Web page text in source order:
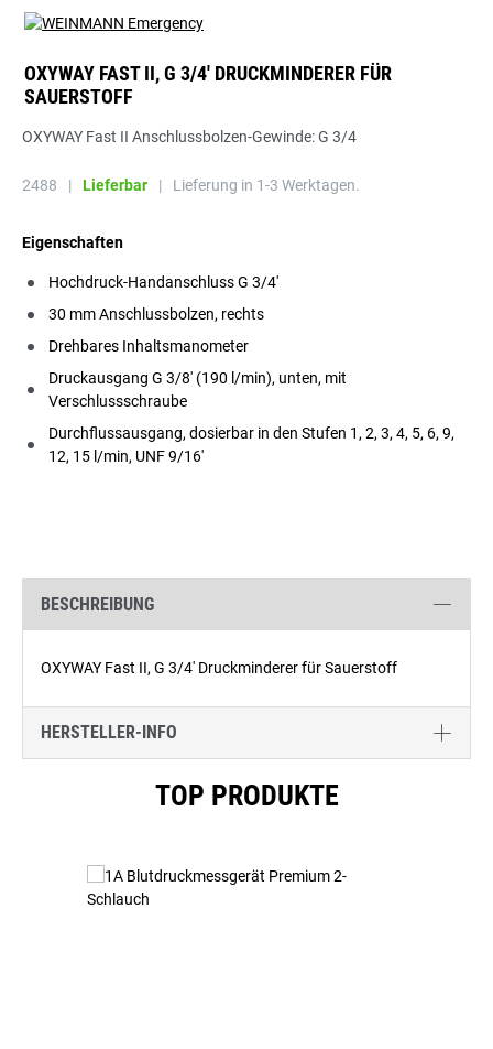
OXYWAY FAST II, G 3/4' DRUCKMINDERER FÜR
SAUERSTOFF
OXYWAY Fast II Anschlussbolzen-Gewinde: G 3/4
2488 | Lieferbar | Lieferung in 1-3 Werktagen.
Eigenschaften
Hochdruck-Handanschluss G 3/4'
30 mm Anschlussbolzen, rechts
Drehbares Inhaltsmanometer
Druckausgang G 3/8' (190 l/min), unten, mit
Verschlussschraube
Durchflussausgang, dosierbar in den Stufen 1, 2, 3, 4, 5, 6, 9,
12, 15 l/min, UNF 9/16'
BESCHREIBUNG
OXYWAY Fast II, G 3/4' Druckminderer für Sauerstoff
HERSTELLER-INFO
TOP PRODUKTE